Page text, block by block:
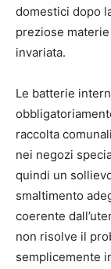
domestici dopo
preziose
invariata.
Le batterie
raccolta
nei negozi
quindi un
smaltimento
coerente
non risolve il
semplicemente